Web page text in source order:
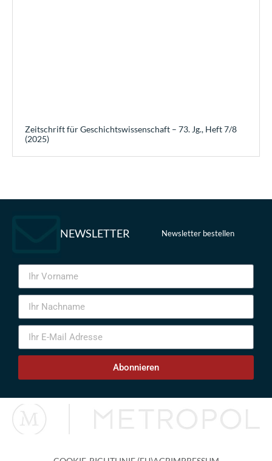
Zeitschrift für Geschichtswissenschaft – 73. Jg., Heft 7/8
(2025)
NEWSLETTER Newsletter bestellen
Abonnieren